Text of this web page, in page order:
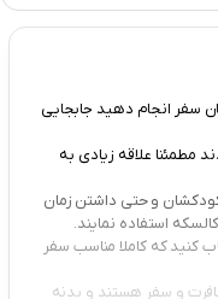
سفر انجام دهید جابجایی
مطمئنا علاقه زیادی به
و حتی داشتن زمان
استفاده نمایند.
کنید که کاملا مناسب سفر
و سفر هستند و بدنه